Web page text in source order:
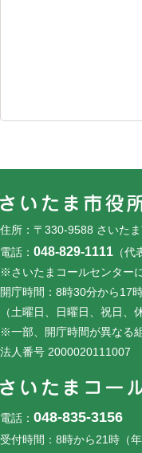
住所：〒330-9588 さいた
電話： 048-829-1111 （代
※さいたまコールセンター
開庁時間：8時30分から17
（土曜日、日曜日、祝日、
※一部、開庁時間が異なる
法人番号 2000020111007
電話： 048-835-3156
受付時間：8時から21時（年